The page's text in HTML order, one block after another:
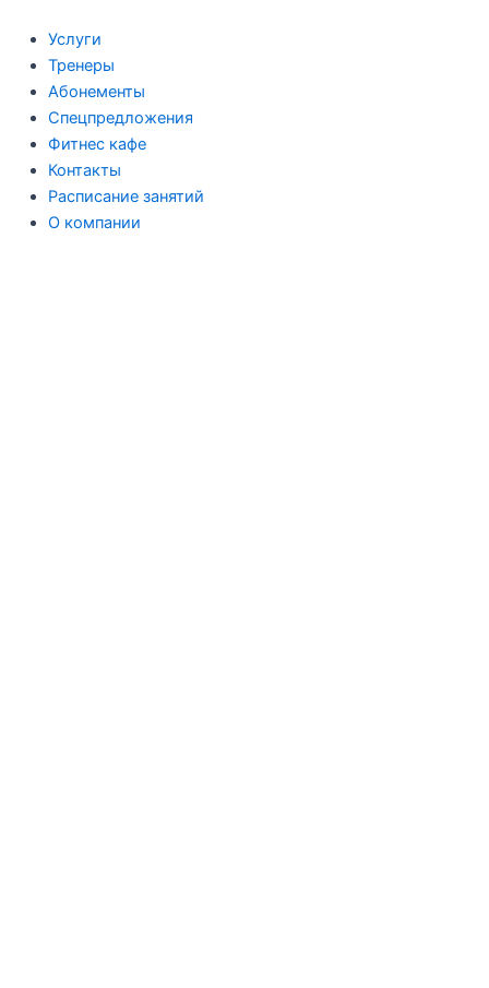
содержимому
Услуги
Тренеры
Абонементы
Спецпредложения
Фитнес кафе
Контакты
Расписание занятий
О компании